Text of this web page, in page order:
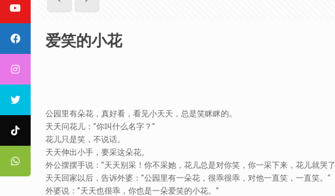
爱笑的小花
公园里有朵花，真好看，看见小天天，总是笑眯眯的。
天天问花儿：”你叫什么名字？”
花儿只是笑，不说话。
天天伸出小手，要采这朵花。
外公摆摆手说：”天天别采！你不采她，花儿总是对你笑，你一采下来，花儿就哭
天天回家以后，告诉外婆：”公园里有一朵花，很乖很乖，对他一直笑，一直笑。”
外婆说：”天天也很乖，你也是一朵爱笑的小花。”